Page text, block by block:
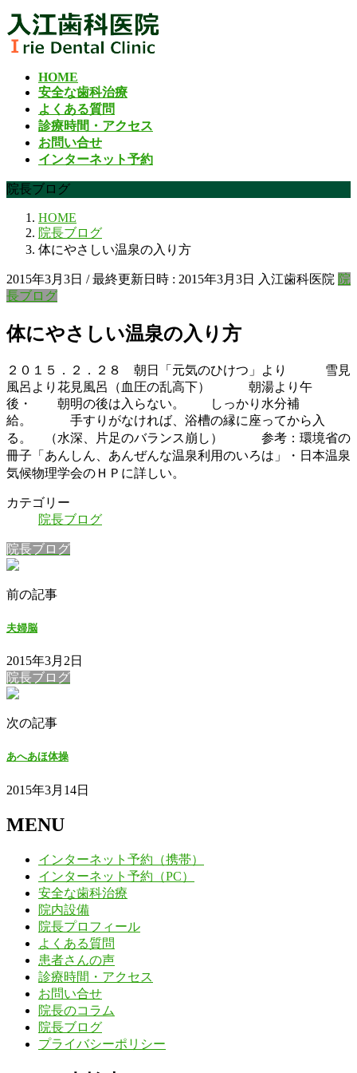
コ
ン
テ
ナ
ビ
ゲ
HOME
安全な歯科治療
よくある質問
診療時間・アクセス
お問い合せ
インターネット予約
院長ブログ
HOME
院長ブログ
体にやさしい温泉の入り方
2015年3月3日 / 最終更新日時 : 2015年3月3日 入江歯科医院 院
長ブログ
体にやさしい温泉の入り方
２０１５．２．２８ 朝日「元気のひけつ」より 雪見
風呂より花見風呂（血圧の乱高下） 朝湯より午
後・ 朝明の後は入らない。 しっかり水分補
給。 手すりがなければ、浴槽の縁に座ってから入
る。 （水深、片足のバランス崩し） 参考：環境省の
冊子「あんしん、あんぜんな温泉利用のいろは」・日本温泉
気候物理学会のＨＰに詳しい。
カテゴリー
院長ブログ
院長ブログ
前の記事
夫婦脳
2015年3月2日
院長ブログ
次の記事
あへあほ体操
2015年3月14日
MENU
インターネット予約（携帯）
インターネット予約（PC）
安全な歯科治療
院内設備
院長プロフィール
よくある質問
患者さんの声
診療時間・アクセス
お問い合せ
院長のコラム
院長ブログ
プライバシーポリシー